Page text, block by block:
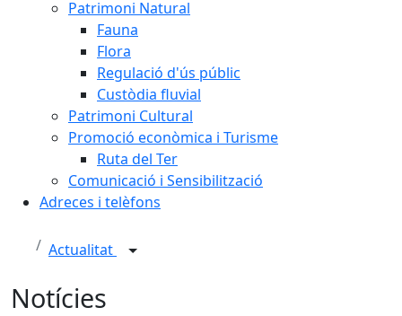
Patrimoni Natural
Fauna
Flora
Regulació d'ús públic
Custòdia fluvial
Patrimoni Cultural
Promoció econòmica i Turisme
Ruta del Ter
Comunicació i Sensibilització
Adreces i telèfons
Actualitat
Notícies